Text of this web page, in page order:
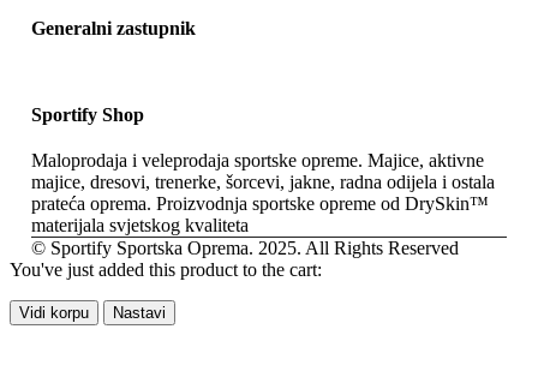
Generalni zastupnik
Sportify Shop
Maloprodaja i veleprodaja sportske opreme. Majice, aktivne
majice, dresovi, trenerke, šorcevi, jakne, radna odijela i ostala
prateća oprema. Proizvodnja sportske opreme od DrySkin™
materijala svjetskog kvaliteta
© Sportify Sportska Oprema. 2025. All Rights Reserved
You've just added this product to the cart:
Vidi korpu Nastavi